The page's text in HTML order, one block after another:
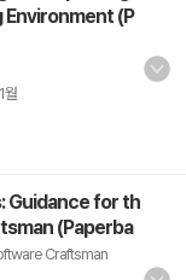
(P
월
Guidance for th
(Paperba
Craftsman